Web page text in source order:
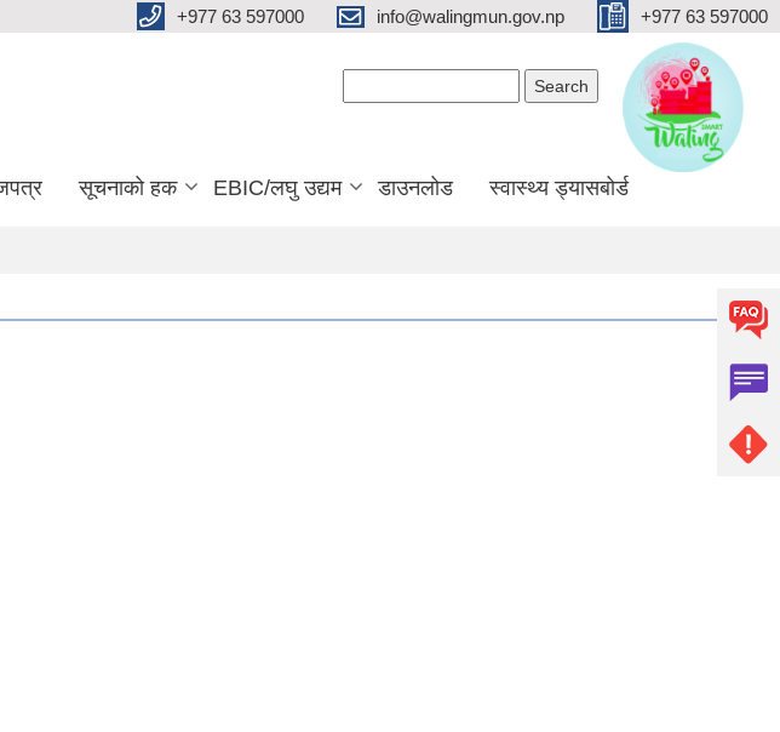
+977 63 597000 info@walingmun.gov.np +977 63 597000
सूचनाको हक EBIC/लघु उद्यम डाउनलोड स्वास्थ्य ड्यासबोर्ड